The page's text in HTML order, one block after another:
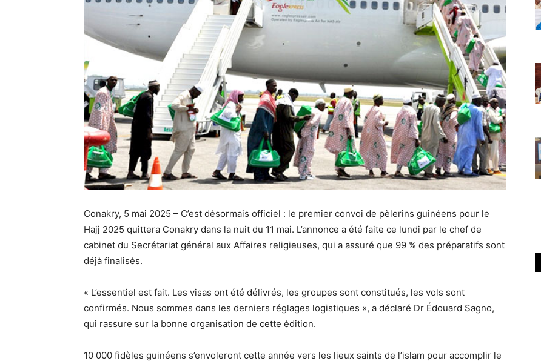
Conakry, 5 mai 2025 – C’est désormais officiel : le premier convoi de pèlerins guinéens pour le
Hajj 2025 quittera Conakry dans la nuit du 11 mai. L’annonce a été faite ce lundi par le chef de
cabinet du Secrétariat général aux Affaires religieuses, qui a assuré que 99 % des préparatifs sont
déjà finalisés.
« L’essentiel est fait. Les visas ont été délivrés, les groupes sont constitués, les vols sont
confirmés. Nous sommes dans les derniers réglages logistiques », a déclaré Dr Édouard Sagno,
qui rassure sur la bonne organisation de cette édition.
10 000 fidèles guinéens s’envoleront cette année vers les lieux saints de l’islam pour accomplir le